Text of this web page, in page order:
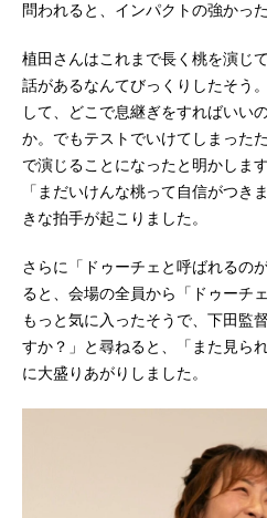
問われると、インパクトの強かっ
植田さんはこれまで長く桃を演じ
話があるなんてびっくりしたそう
して、どこで息継ぎをすればいい
か。でもテストでいけてしまった
で演じることになったと明かしま
「まだいけんな桃って自信がつき
きな拍手が起こりました。
さらに「ドゥーチェと呼ばれるの
ると、会場の全員から「ドゥーチ
もっと気に入ったそうで、下田監
すか？」と尋ねると、「また見ら
に大盛りあがりしました。